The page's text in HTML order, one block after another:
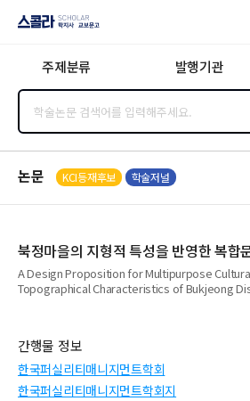
지사·교보문고
주제분류 발행기관
논문 KCI등재후보 학술저널
북정마을의 지형적 특성을 반영한 복합
A Design Proposition for Multipurpose
Topographical Characteristics of Bukjeong
간행물 정보
한국퍼실리티매니지먼트학회
한국퍼실리티매니지먼트학회지